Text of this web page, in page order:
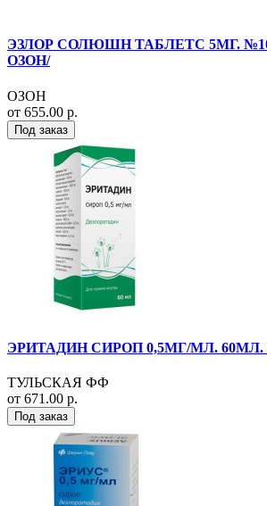
ЭЗЛОР СОЛЮШН ТАБЛЕТС 5МГ.
ОЗОН/
ОЗОН
от 655.00 р.
Под заказ
ЭРИТАДИН СИРОП 0,5МГ/МЛ.
ТУЛЬСКАЯ ФФ
от 671.00 р.
Под заказ